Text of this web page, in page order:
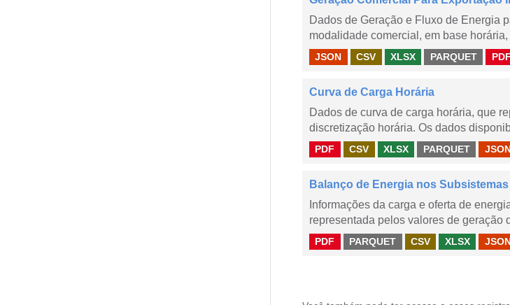
Dados de Geração e Fluxo de Energia
modalidade comercial, em base
JSON CSV XLSX PARQUET PDF
Curva de Carga Horária
Dados de curva de carga horária, que
discretização horária. Os dados
PDF CSV XLSX PARQUET
Balanço de Energia nos Subsistemas
Informações da carga e oferta de
representada pelos valores de geração
PDF PARQUET CSV XLSX